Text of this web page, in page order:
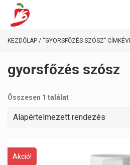
KEZDŐLAP / “GYORSFŐZÉS SZÓSZ”
gyorsfőzés szósz
Összesen 1 találat
Akció!